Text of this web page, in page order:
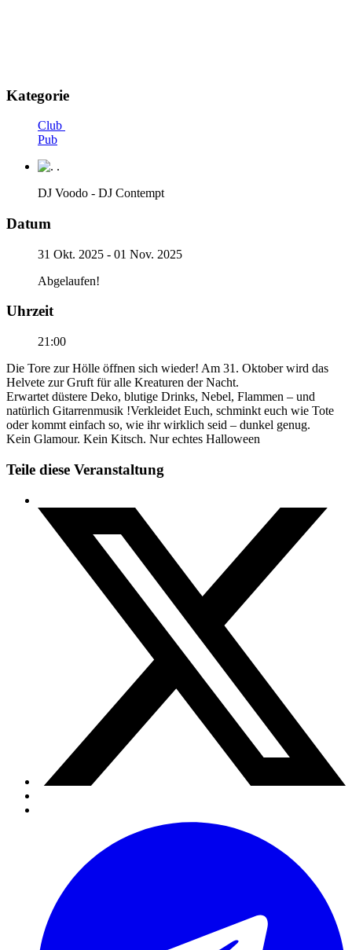
Kategorie
Club
Pub
.
DJ Voodo - DJ Contempt
Datum
31 Okt. 2025 - 01 Nov. 2025
Abgelaufen!
Uhrzeit
21:00
Die Tore zur Hölle öffnen sich wieder! Am 31. Oktober wird das
Helvete zur Gruft für alle Kreaturen der Nacht.
Erwartet düstere Deko, blutige Drinks, Nebel, Flammen – und
natürlich Gitarrenmusik !Verkleidet Euch, schminkt euch wie Tote
oder kommt einfach so, wie ihr wirklich seid – dunkel genug.
Kein Glamour. Kein Kitsch. Nur echtes Halloween
Teile diese Veranstaltung